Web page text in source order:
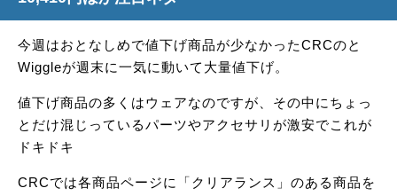
購入方法
クーポン＆セール
今週はおとなしめで値下げ商品が少なかったCRCのと
Wiggleが週末に一気に動いて大量値下げ。
値下げ商品の多くはウェアなのですが、その中にちょっ
とだけ混じっているパーツやアクセサリが激安でこれが
ドキドキ
CRCでは各商品ページに「クリアランス」のある商品を